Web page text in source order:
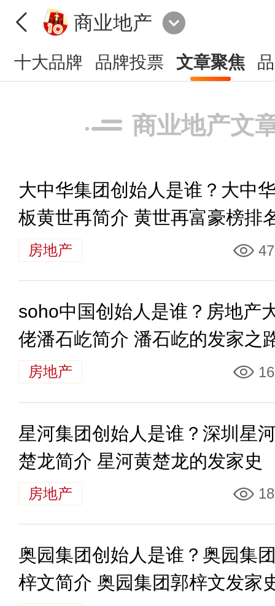
商业地产
十大品牌 品牌投票 文章聚焦
商业地产文
大中华集团创始人是谁？大中
板黄世再简介 黄世再富豪榜排
房地产
soho中国创始人是谁？房地产
佬潘石屹简介 潘石屹的发家之
房地产
星河集团创始人是谁？深圳星
楚龙简介 星河黄楚龙的发家史
房地产
奥园集团创始人是谁？奥园集
梓文简介 奥园集团郭梓文发家